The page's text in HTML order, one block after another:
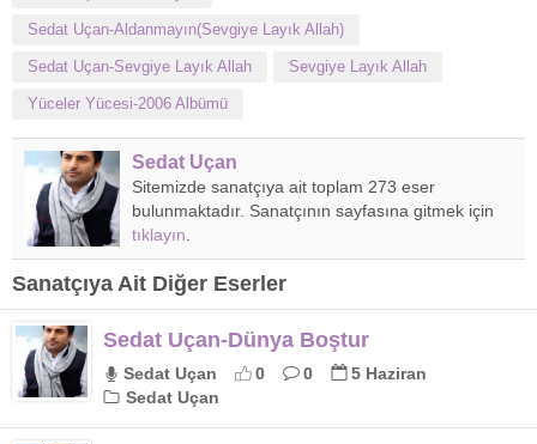
Sedat Uçan-Aldanmayın(Sevgiye Layık Allah)
Sedat Uçan-Sevgiye Layık Allah Sevgiye Layık Allah
Yüceler Yücesi-2006 Albümü
Sedat Uçan
Sitemizde sanatçıya ait toplam 273 eser
bulunmaktadır. Sanatçının sayfasına gitmek için
tıklayın
Sanatçıya Ait Diğer Eserler
Sedat Uçan-Dünya Boştur
Sedat Uçan 0 0
5 Haziran
Sedat Uçan